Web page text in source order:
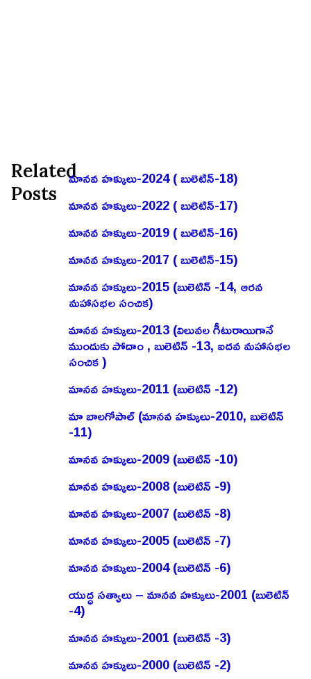
Related
Posts
మానవ హక్కులు-2024 ( బులెటిన్-18)
మానవ హక్కులు-2022 ( బులెటిన్-17)
మానవ హక్కులు-2019 ( బులెటిన్-16)
మానవ హక్కులు-2017 ( బులెటిన్-15)
మానవ హక్కులు-2015 (బులెటిన్ -14, ఆరవ
మహాసభల సంచిక)
మానవ హక్కులు-2013 (విలువల గీటురాయిగానే
ముందుకు పోదాం , బులెటిన్ -13, ఐదవ మహాసభల
సంచిక )
మానవ హక్కులు-2011 (బులెటిన్ -12)
మా బాలగోపాల్ (మానవ హక్కులు-2010, బులెటిన్
-11)
మానవ హక్కులు-2009 (బులెటిన్ -10)
మానవ హక్కులు-2008 (బులెటిన్ -9)
మానవ హక్కులు-2007 (బులెటిన్ -8)
మానవ హక్కులు-2005 (బులెటిన్ -7)
మానవ హక్కులు-2004 (బులెటిన్ -6)
యుద్ధ సత్యాలు – మానవ హక్కులు-2001 (బులెటిన్
-4)
మానవ హక్కులు-2001 (బులెటిన్ -3)
మానవ హక్కులు-2000 (బులెటిన్ -2)